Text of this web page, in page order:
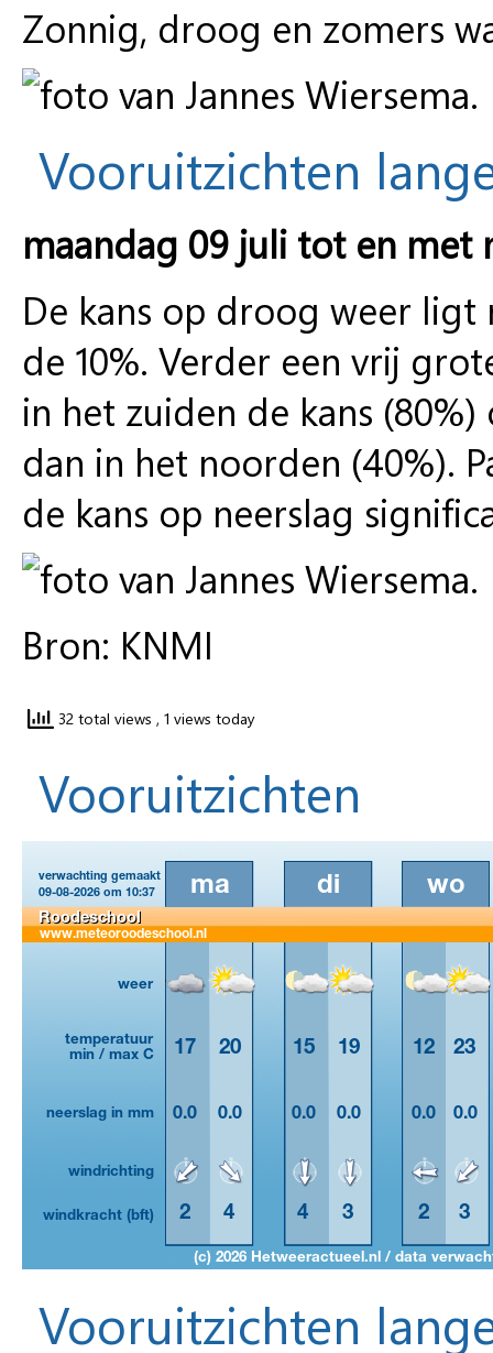
Zonnig, droog en zomers
Vooruitzichten
maandag 09 juli tot en met
De kans op droog weer ligt
de 10%. Verder een vrij
in het zuiden de kans
dan in het noorden (40%).
de kans op neerslag
Bron: KNMI
32 total views , 1 views today
Vooruitzichten
Vooruitzichten